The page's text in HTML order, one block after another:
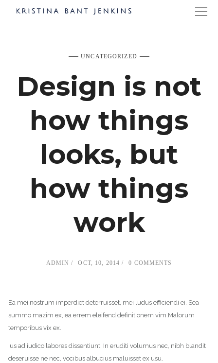
UNCATEGORIZED
Design is not
how things
looks, but
how things
work
ADMIN OCT, 10, 2014 0 COMMENTS
Ea mei nostrum imperdiet deterruisset, mei ludus efficiendi ei. Sea
summo mazim ex, ea errem eleifend definitionem vim.Malorum
temporibus vix ex.
Ius ad iudico labores dissentiunt. In eruditi volumus nec, nibh blandit
deseruisse ne nec, vocibus albucius maluisset ex usu.